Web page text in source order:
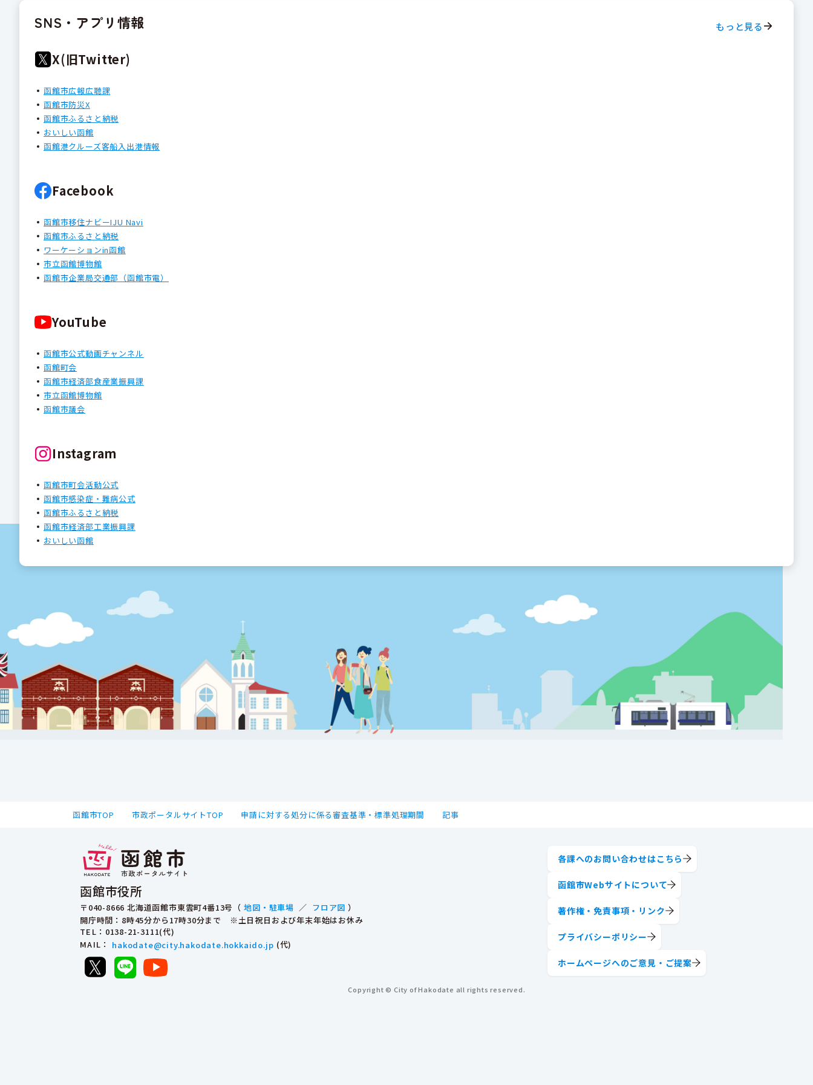
SNS・アプリ情報 もっと見る
X(旧Twitter)
函館市広報広聴課
函館市防災X
函館市ふるさと納税
おいしい函館
函館港クルーズ客船入出港情報
Facebook
函館市移住ナビーIJU Navi
函館市ふるさと納税
ワーケーションin函館
市立函館博物館
函館市企業局交通部（函館市電）
YouTube
函館市公式動画チャンネル
函館町会
函館市経済部食産業振興課
市立函館博物館
函館市議会
Instagram
函館市町会活動公式
函館市感染症・難病公式
函館市ふるさと納税
函館市経済部工業振興課
おいしい函館
函館市TOP 市政ポータルサイトTOP 申請に対する処分に係る審査基準・標準処理期間 記事
函館市役所
〒040-8666 北海道函館市東雲町4番13号（ 地図・駐車場 ／ フロア図 ）
開庁時間：8時45分から17時30分まで ※土日祝日および年末年始はお休み
TEL ：0138-21-3111(代)
MAIL ： hakodate@city.hakodate.hokkaido.jp (代)
各課へのお問い合わせはこちら
函館市Webサイトについて
著作権・免責事項・リンク
プライバシーポリシー
ホームページへのご意見・ご提案
Copyright © City of Hakodate all rights reserved.